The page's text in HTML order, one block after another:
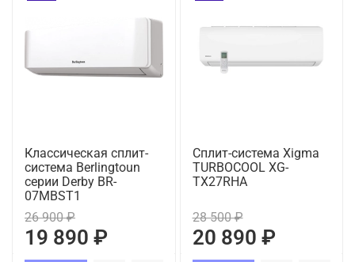
Классическая сплит-
система Berlingtoun
серии Derby BR-
07MBST1
26 900 ₽
19 890 ₽
Сплит-система Xigma
TURBOCOOL XG-
TX27RHA
28 500 ₽
20 890 ₽